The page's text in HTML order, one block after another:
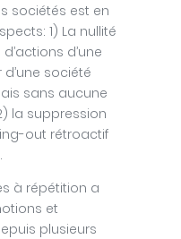
sociétés est en
1) La nullité
d’une
d’une société
sans aucune
la suppression
out rétroactif
à répétition a
et
plusieurs